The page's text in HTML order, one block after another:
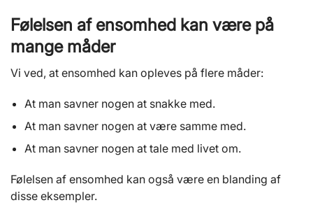
Følelsen af ensomhed kan være på
mange måder
Vi ved, at ensomhed kan opleves på flere måder:
At man savner nogen at snakke med.
At man savner nogen at være samme med.
At man savner nogen at tale med livet om.
Følelsen af ensomhed kan også være en blanding af
disse eksempler.